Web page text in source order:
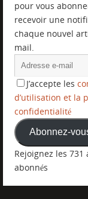
pour vous
recevoir une
chaque nouvel
mail.
J’accepte les
d’utilisation et la
confidentialité
Abonnez-
Rejoignez les 731
abonnés